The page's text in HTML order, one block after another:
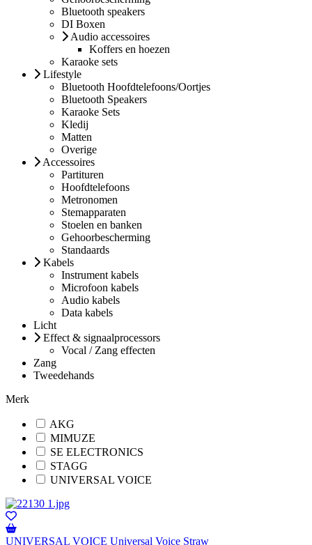
Bluetooth speakers
DI Boxen
Audio accessoires
Koffers en hoezen
Karaoke sets
Lifestyle
Bluetooth Hoofdtelefoons/Oortjes
Bluetooth Speakers
Karaoke Sets
Kledij
Matten
Overige
Accessoires
Partituren
Hoofdtelefoons
Metronomen
Stemapparaten
Stoelen en banken
Gehoorbescherming
Standaards
Kabels
Instrument kabels
Microfoon kabels
Audio kabels
Data kabels
Licht
Effect & signaalprocessors
Vocal / Zang effecten
Zang
Tweedehands
Merk
AKG
MIMUZE
SE ELECTRONICS
STAGG
UNIVERSAL VOICE
UNIVERSAL VOICE Universal Voice Straw